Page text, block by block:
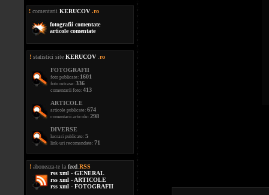
! comentarii KERUCOV .ro
fotografii comentate
articole comentate
! statistici site KERUCOV ro
FOTOGRAFII
foto publicate: 1601
foto retrase: 336
comentarii foto: 413
ARTICOLE
articole publicate: 674
comentarii articole: 298
DIVERSE
lucrari publicate: 5
link-uri recomandate: 71
! aboneaza-te la feed RSS
rss xml - GENERAL
rss xml - ARTICOLE
rss xml - FOTOGRAFII